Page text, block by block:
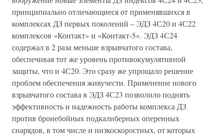
принципиально отличающиеся от применявшихся в
комплексах ДЗ первых поколений – ЭДЗ 4С20 и 4С22
комплексов «Контакт» и «Контакт-5». ЭДЗ 4С24
содержал в 2 раза меньше взрывчатого состава,
обеспечивая тот же уровень противокумулятивной
защиты, что и 4С20. Это сразу же упрощало решение
проблем обеспечения живучести. Применение нового
взрывчатого состава в ЭДЗ 4С23 позволило поднять
эффективность и надежность работы комплекса ДЗ
против бронебойных подкалиберных оперенных
снарядов, в том числе и низкоскоростных, от которых